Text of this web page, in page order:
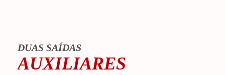
DUAS SAÍDAS
AUXILIARES